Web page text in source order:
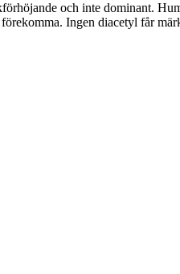
och inte dominant.
Ingen diacetyl får